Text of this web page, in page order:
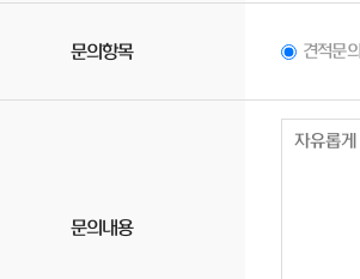
문의항목 견적문의
문의내용